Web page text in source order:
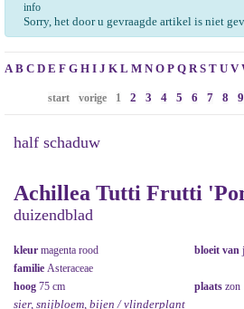
info
Sorry, het door u gevraagde artikel is niet
A B C D E F G H I J K L M N O P Q R S T U V
start vorige 1 2 3 4 5 6 7 8 9
half schaduw
Achillea Tutti Frutti
duizendblad
kleur magenta rood bloeit van
familie Asteraceae
hoog 75 cm plaats zon
sier, snijbloem, bijen / vlinderplant